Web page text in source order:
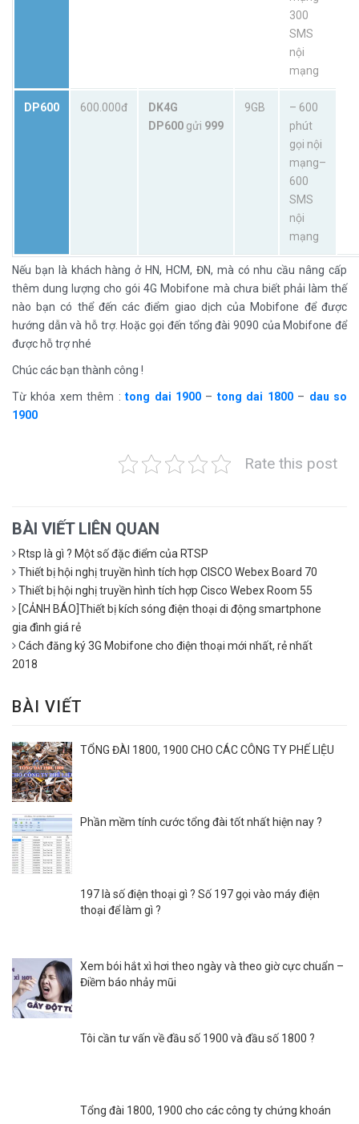
300
SMS
nội
mạng
DP600 600.000đ
DK4G
DP600 gửi 999
9GB
– 600
phút
gọi nội
mạng–
600
SMS
nội
mạng
Nếu bạn là khách hàng ở HN, HCM, ĐN, mà có nhu cầu nâng cấp
thêm dung lượng cho gói 4G Mobifone mà chưa biết phải làm thế
nào bạn có thể đến các điểm giao dịch của Mobifone để được
hướng dẫn và hỗ trợ. Hoặc gọi đến tổng đài 9090 của Mobifone để
được hỗ trợ nhé
Chúc các bạn thành công !
Từ khóa xem thêm :tong dai 1900 – tong dai 1800– dau so
1900
Rate this post
BÀI VIẾT LIÊN QUAN
Rtsp là gì ? Một số đặc điểm của RTSP
Thiết bị hội nghị truyền hình tích hợp CISCO Webex Board 70
Thiết bị hội nghị truyền hình tích hợp Cisco Webex Room 55
[CẢNH BÁO]Thiết bị kích sóng điện thoại di động smartphone
gia đình giá rẻ
Cách đăng ký 3G Mobifone cho điện thoại mới nhất, rẻ nhất
2018
BÀI VIẾT
TỔNG ĐÀI 1800, 1900 CHO CÁC CÔNG TY PHẾ LIỆU
Phần mềm tính cước tổng đài tốt nhất hiện nay ?
197 là số điện thoại gì ? Số 197 gọi vào máy điện
thoại để làm gì ?
Xem bói hắt xì hơi theo ngày và theo giờ cực chuẩn –
Điềm báo nhảy mũi
Tôi cần tư vấn về đầu số 1900 và đầu số 1800 ?
Tổng đài 1800, 1900 cho các công ty chứng khoán